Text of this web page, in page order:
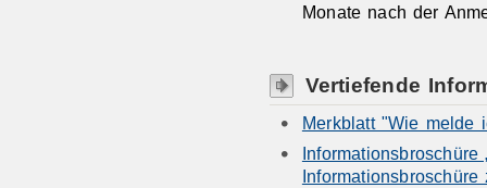
Monate nach der
Vertiefende
Merkblatt "Wie melde